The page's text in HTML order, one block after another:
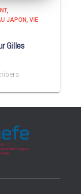
JAPON VIE
Gilles